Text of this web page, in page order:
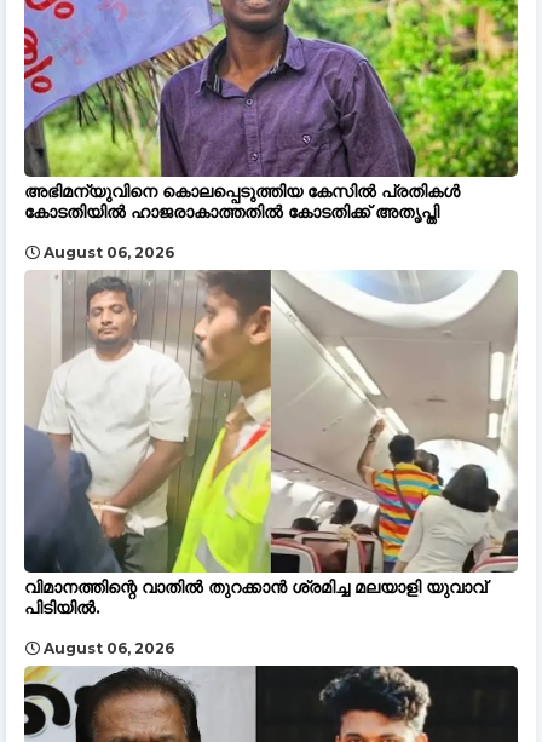
അഭിമന്യുവിനെ കൊലപ്പെടുത്തിയ കേസിൽ പ്രതികൾ
കോടതിയിൽ ഹാജരാകാത്തതിൽ കോടതിക്ക് അതൃപ്തി
August 06, 2026
വിമാനത്തിന്റെ വാതിൽ തുറക്കാൻ ശ്രമിച്ച മലയാളി യുവാവ്
പിടിയിൽ.
August 06, 2026